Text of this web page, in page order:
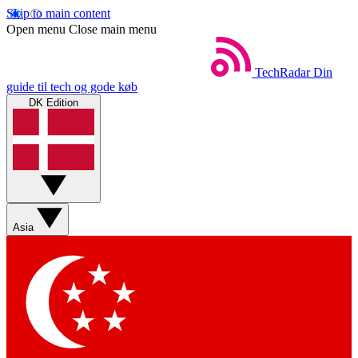
Skip to main content
Open menu Close main menu
TechRadar Din
guide til tech og gode køb
DK Edition
Asia